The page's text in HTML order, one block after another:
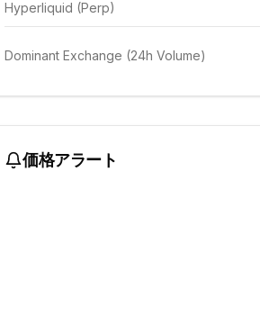
Hyperliquid (Perp)
Dominant Exchange (24h Volume)
価格アラート